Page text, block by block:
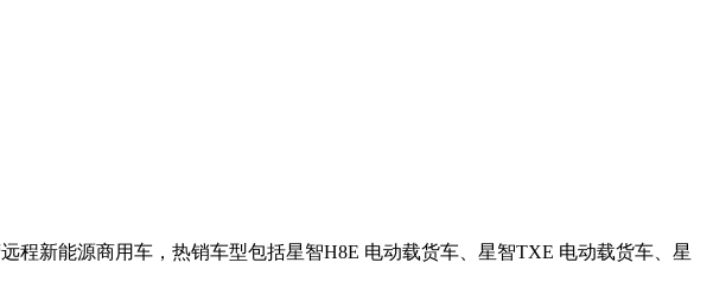
新能源商用车，热销车型包括星智H8E 电动载货车、星智TXE 电动载货车、星